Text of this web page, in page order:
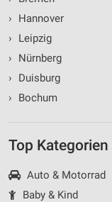
›
Hannover
›
Leipzig
›
Nürnberg
›
Duisburg
›
Bochum
Top Kategorien
Auto & Motorrad
Baby & Kind